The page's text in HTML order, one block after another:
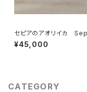
セピアのアオリイカ
ori Squid
¥45,000
CATEGORY